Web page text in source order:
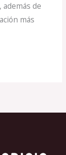
de
más